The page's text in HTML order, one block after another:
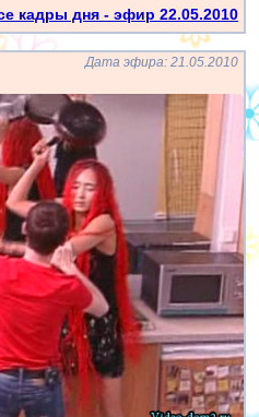
кадры дня - эфир 22.05.2010
Дата эфира: 21.05.2010